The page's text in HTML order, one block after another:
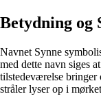
Betydning og
Navnet Synne
med dette navn siges
tilstedeværelse bringer
stråler lyser op i